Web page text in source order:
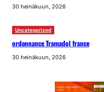
30 heinäkuun, 2026
Uncategorized
ordonnance Tramadol france
30 heinäkuun, 2026